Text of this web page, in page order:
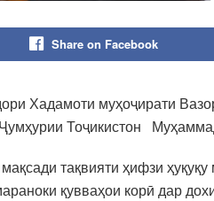
Share on Facebook
Хадамоти муҳоҷирати
Тоҷикистон
тақвияти ҳифзи
қувваҳои корӣ дар